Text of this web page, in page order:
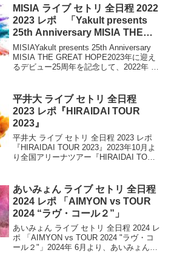
「AIMYON...
MISIA ライブ セトリ 全日程 2022
2023 レポ 「Yakult presents
25th Anniversary MISIA THE
GREAT HOPE」
MISIAYakult presents 25th Anniversary
MISIA THE GREAT HOPE2023年に迎え
るデビュー25周年を記念して、2022年 10
平井大 ライブ セトリ 全日程
2023 レポ『HIRAIDAI TOUR
2023』
平井大 ライブ セトリ 全日程 2023 レポ
『HIRAIDAI TOUR 2023』2023年10月よ
り全国アリーナツアー『HIRAIDAI TOUR
あいみょん ライブ セトリ 全日程
2024 レポ 「AIMYON vs TOUR
2024 “ラヴ・コール２”」
あいみょん ライブ セトリ 全日程 2024 レ
ポ 「AIMYON vs TOUR 2024 "ラヴ・コ
ール２"」2024年 6月より、あいみょんが